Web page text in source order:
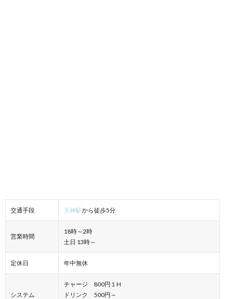
交通手段 天神駅から徒歩5分
営業時間
18時～2時
土日 13時～
定休日 年中無休
システム
チャージ 800円１H
ドリンク 500円～